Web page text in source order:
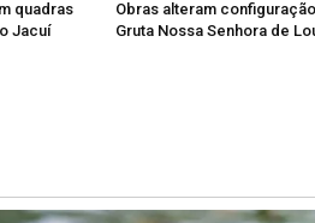
da rede pública de saúde
quadras
Jacuí
Obras alteram
Gruta Nossa Senhora de